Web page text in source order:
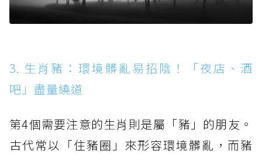
3. 生肖豬：環境髒亂易招陰！「夜店、酒
吧」盡量繞道
第4個需要注意的生肖則是屬「豬」的朋友。
古代常以「住豬圈」來形容環境髒亂，而豬